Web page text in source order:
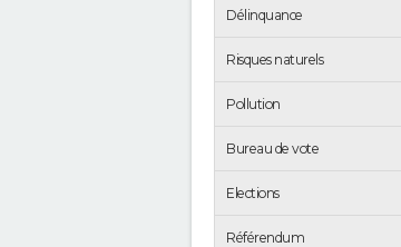
Délinquance
Risques naturels
Pollution
Bureau de vote
Elections
Référendum